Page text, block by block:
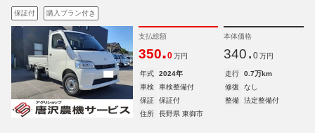
保証付 購入プラン付き
支払総額
350.0 万円
本体価格
340. 0 万円
年式 2024年 走行
0.7万km
車検
車検整備付 修復
なし
保証
保証付 整備
法定整備付
住所
長野県 東御市